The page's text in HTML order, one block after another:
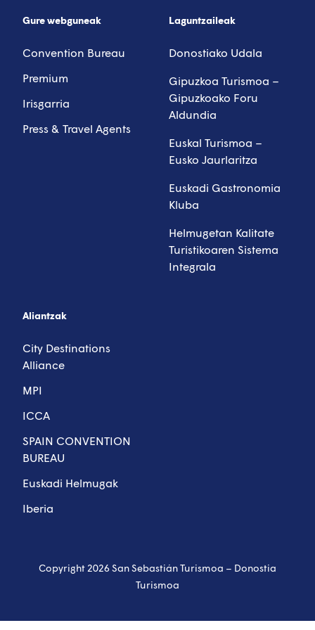
Gure webguneak
Convention Bureau
Premium
Irisgarria
Press & Travel Agents
Laguntzaileak
Donostiako Udala
Gipuzkoa Turismoa –
Gipuzkoako Foru
Aldundia
Euskal Turismoa –
Eusko Jaurlaritza
Euskadi Gastronomia
Kluba
Helmugetan Kalitate
Turistikoaren Sistema
Integrala
Aliantzak
City Destinations
Alliance
MPI
ICCA
SPAIN CONVENTION
BUREAU
Euskadi Helmugak
Iberia
Copyright 2026 San Sebastián Turismoa – Donostia
Turismoa